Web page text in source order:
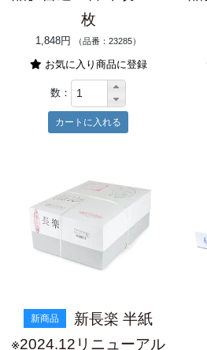
枚
1,848円 （品番：23285）
お気に入り商品に登録
数：
新商品
新長楽 半紙
※2024.12リニューアル